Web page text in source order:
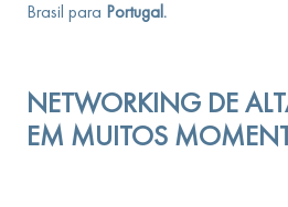
Brasil para Portugal.
NETWORKING DE
EM MUITOS